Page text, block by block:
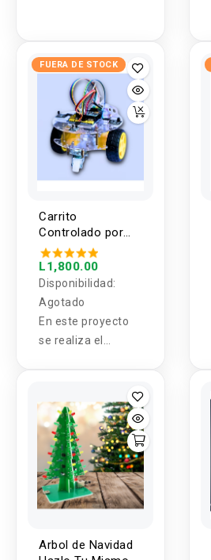
FUERA DE STOCK
Carrito
Controlado por
Infrarrojo
L1,800.00
Disponibilidad:
Agotado
En este proyecto
se realiza el
infrarrojo (IR)
utilizando un
Arduino Nano, un
controlador de
motores L293D,
tres sensores
batería de 9 V
Arbol de Navidad